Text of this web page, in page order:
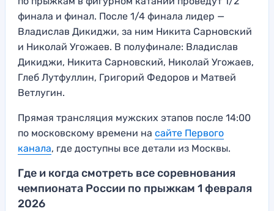
финала и финал. После 1/4 финала лидер —
Владислав Дикиджи, за ним Никита Сарновский
и Николай Угожаев. В полуфинале: Владислав
Дикиджи, Никита Сарновский, Николай Угожаев,
Глеб Лутфуллин, Григорий Федоров и Матвей
Ветлугин.
Прямая трансляция мужских этапов после 14:00
по московскому времени на сайте Первого
канала, где доступны все детали из Москвы.
Где и когда смотреть все соревнования
чемпионата России по прыжкам 1 февраля
2026